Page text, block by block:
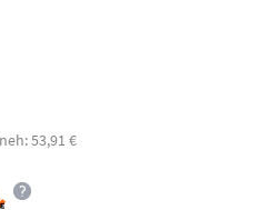
53,91 €